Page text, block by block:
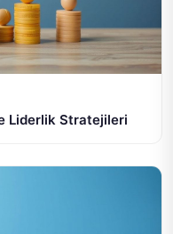
Liderlik Stratejileri